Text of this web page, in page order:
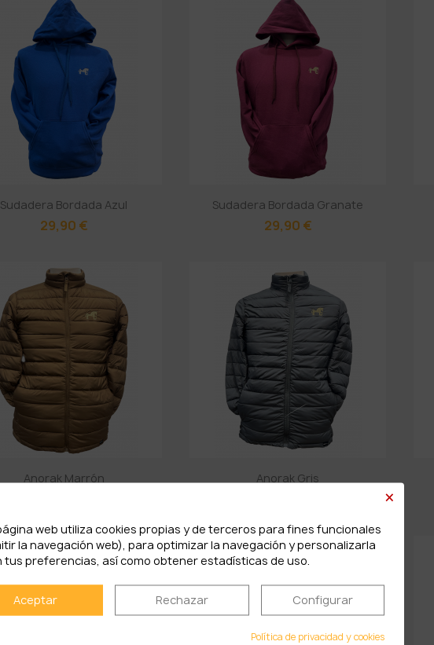
Sudadera Bordada Azul
29,90 €
Sudadera Bordada Granate
29,90 €
Anorak Marrón Anorak Gris
×
web utiliza cookies propias y de terceros para fines funcionales
la navegación web), para optimizar la navegación y personalizarla
tus preferencias, así como obtener estadísticas de uso.
Aceptar Rechazar Configurar
Política de privacidad y cookies